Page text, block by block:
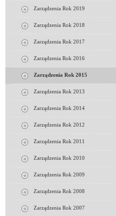
Zarządzenia Rok 2019
Zarządzenia Rok 2018
Zarządzenia Rok 2017
Zarządzenia Rok 2016
Zarządzenia Rok 2015
Zarządzenia Rok 2013
Zarządzenia Rok 2014
Zarządzenia Rok 2012
Zarządzenia Rok 2011
Zarządzenia Rok 2010
Zarządzenia Rok 2009
Zarządzenia Rok 2008
Zarządzenia Rok 2007